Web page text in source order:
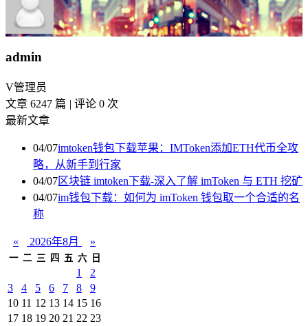
admin
V管理员
文章 6247 篇 | 评论 0 次
最新文章
04/07imtoken钱包下载苹果：IMToken添加ETH代币全攻
略，从新手到行家
04/07区块链 imtoken下载-深入了解 imToken 与 ETH 挖矿
04/07im钱包下载：如何为 imToken 钱包取一个合适的名
称
« 2026年8月 »
一 二 三 四 五 六 日
1
2
3
4 5 6 7 8
9
10 11 12 13 14 15 16
17 18 19 20 21 22 23